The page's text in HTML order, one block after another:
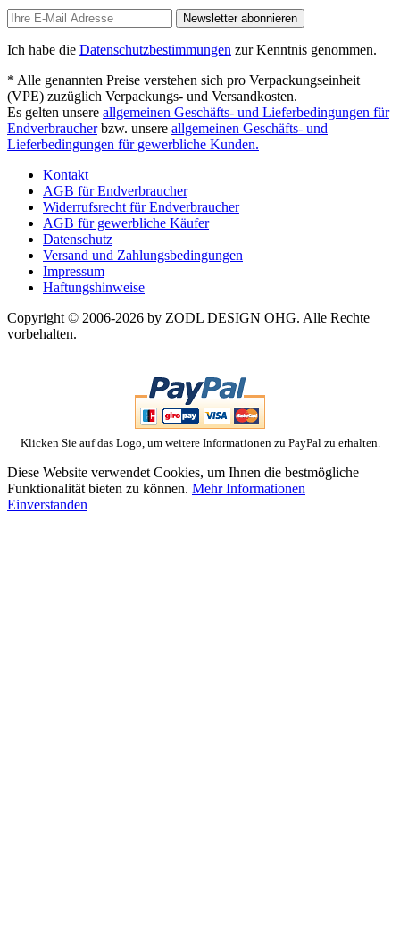
Newsletter abonnieren
Ich habe die Datenschutzbestimmungen zur Kenntnis genommen.
* Alle genannten Preise verstehen sich pro Verpackungseinheit
(VPE) zuzüglich Verpackungs- und Versandkosten.
Es gelten unsere allgemeinen Geschäfts- und Lieferbedingungen für
Endverbraucherbzw. unsere allgemeinen Geschäfts- und
Lieferbedingungen für gewerbliche Kunden.
Kontakt
AGB für Endverbraucher
Widerrufsrecht für Endverbraucher
AGB für gewerbliche Käufer
Datenschutz
Versand und Zahlungsbedingungen
Impressum
Haftungshinweise
Copyright © 2006-2026 by ZODL DESIGN OHG. Alle Rechte
vorbehalten.
Klicken Sie auf das Logo, um weitere Informationen zu PayPal zu erhalten.
Diese Website verwendet Cookies, um Ihnen die bestmögliche
Funktionalität bieten zu können. Mehr Informationen
Einverstanden